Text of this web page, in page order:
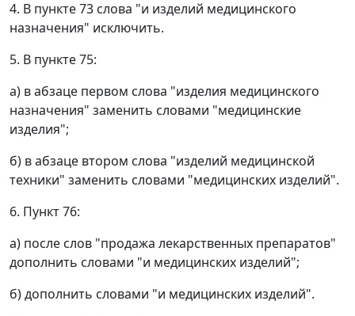
4. В пункте 73 слова "и изделий медицинского
назначения" исключить.
5. В пункте 75:
а) в абзаце первом слова "изделия медицинского
назначения" заменить словами "медицинские
изделия";
б) в абзаце втором слова "изделий медицинской
техники" заменить словами "медицинских изделий".
6. Пункт 76:
а) после слов "продажа лекарственных препаратов"
дополнить словами "и медицинских изделий";
б) дополнить словами "и медицинских изделий".